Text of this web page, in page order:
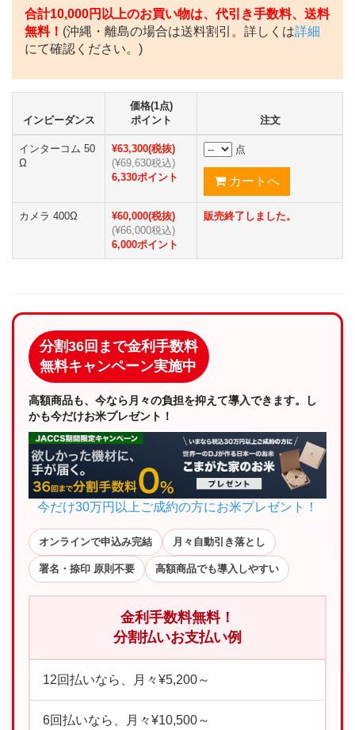
合計10,000円以上のお買い物は、代引き手数料、送料
無料！ (沖縄・離島の場合は送料割引。詳しくは詳細
にて確認ください。)
インピーダンス
価格(1点)
ポイント
注文
インターコム 50
Ω
¥63,300(税抜)
(¥69,630税込)
6,330ポイント
点
カメラ 400Ω
¥60,000(税抜)
(¥66,000税込)
6,000ポイント
販売終了しました。
分割36回まで金利手数料
無料キャンペーン実施中
高額商品も、今なら月々の負担を抑えて導入できます。し
かも今だけお米プレゼント！
今だけ30万円以上ご成約の方にお米プレゼント！
オンラインで申込み完結 月々自動引き落とし
署名・捺印 原則不要 高額商品でも導入しやすい
金利手数料無料！
分割払いお支払い例
12回払いなら、月々¥5,200～
6回払いなら、月々¥10,500～